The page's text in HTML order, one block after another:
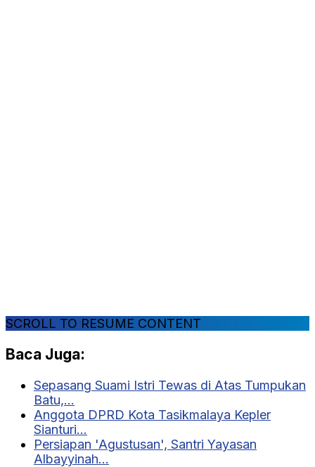
SCROLL TO RESUME CONTENT
Baca Juga:
Sepasang Suami Istri Tewas di Atas Tumpukan
Batu,…
Anggota DPRD Kota Tasikmalaya Kepler
Sianturi…
Persiapan 'Agustusan', Santri Yayasan
Albayyinah…